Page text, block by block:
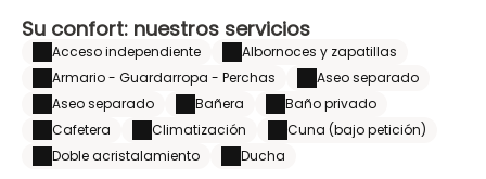
Su confort: nuestros servicios
Acceso independiente
Albornoces y zapatillas
Armario - Guardarropa - Perchas
Aseo separado
Aseo separado
Bañera
Baño privado
Cafetera
Climatización
Cuna (bajo petición)
Doble acristalamiento
Ducha